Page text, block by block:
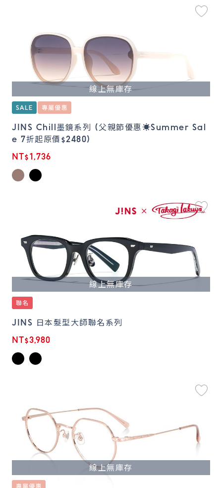
線上無庫存
JINS Chill墨鏡系列 (父親節優惠☀️Summer Sal
e 7折起原價$2480)
NT$1,736
線上無庫存
JINS 日本髮型大師聯名系列
NT$3,980
線上無庫存